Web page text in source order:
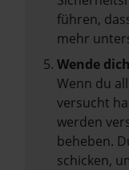
führen,
mehr
Wende
Wenn du
versucht
werden
beheben.
schicken,